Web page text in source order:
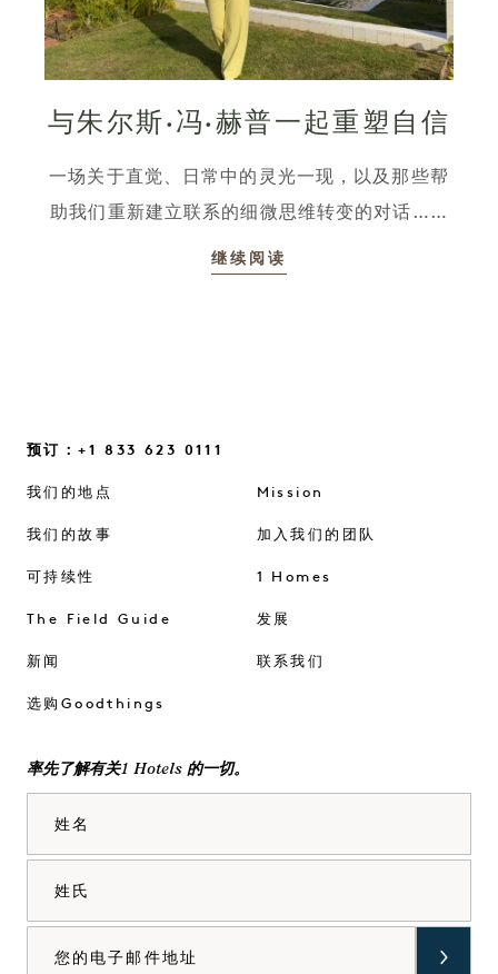
与朱尔斯·冯·赫普一起重塑自信
一场关于直觉、日常中的灵光一现，以及那些帮
助我们重新建立联系的细微思维转变的对话……
继续阅读
预订：+1 833 623 0111
我们的地点
我们的故事
可持续性
The Field Guide
新闻
选购Goodthings
Mission
加入我们的团队
1 Homes
发展
联系我们
率先了解有关1 Hotels 的一切。